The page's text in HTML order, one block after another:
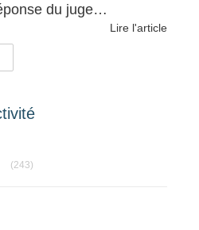
du juge…
Lire l'article
(243)